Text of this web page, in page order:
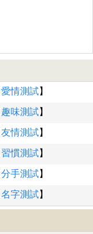
愛情測試】
趣味測試】
友情測試】
習慣測試】
分手測試】
名字測試】